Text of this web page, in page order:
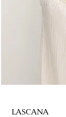
LASCANA